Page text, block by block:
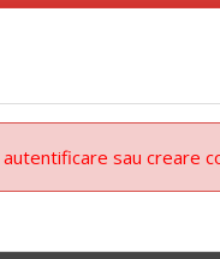
sau creare